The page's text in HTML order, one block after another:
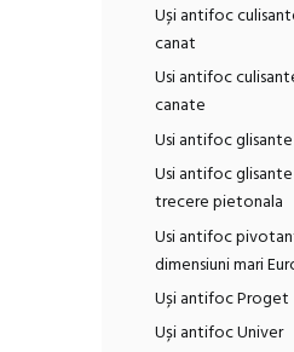
Uși antifoc
canat
Usi antifoc
canate
Usi antifoc
Usi antifoc glisante
trecere pietonala
Usi antifoc
dimensiuni mari
Uși antifoc Proget
Uși antifoc Univer